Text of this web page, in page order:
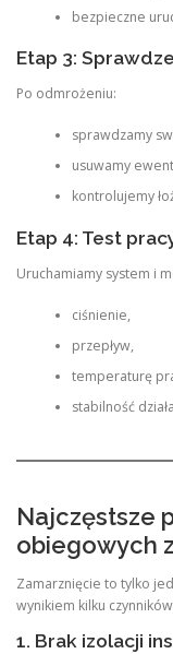
bezpieczne
Etap 3:
Po odmrożeniu:
sprawdzamy
usuwamy
kontrolujemy
Etap 4: Test
Uruchamiamy system i
ciśnienie,
przepływ,
temperaturę
stabilność
Najczęstsze
obiegowych
Zamarznięcie to tylko
wynikiem kilku
1. Brak izolacji